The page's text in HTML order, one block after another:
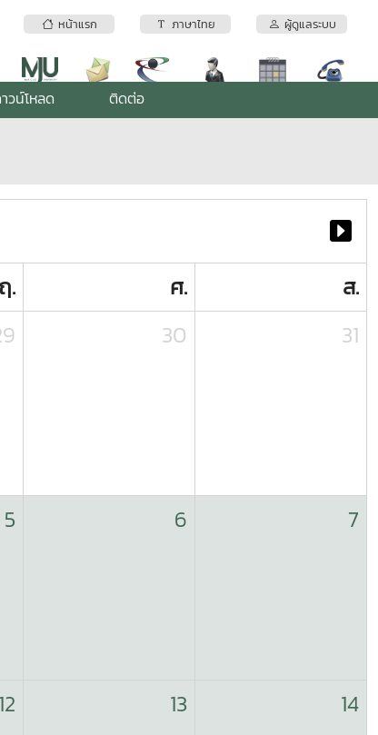
หน้าแรก ภาษาไทย ผู้ดูแลระบบ
วน์โหลด ติดต่อ
. ศ.
ส.
30 31
5 6 7
12 13 14